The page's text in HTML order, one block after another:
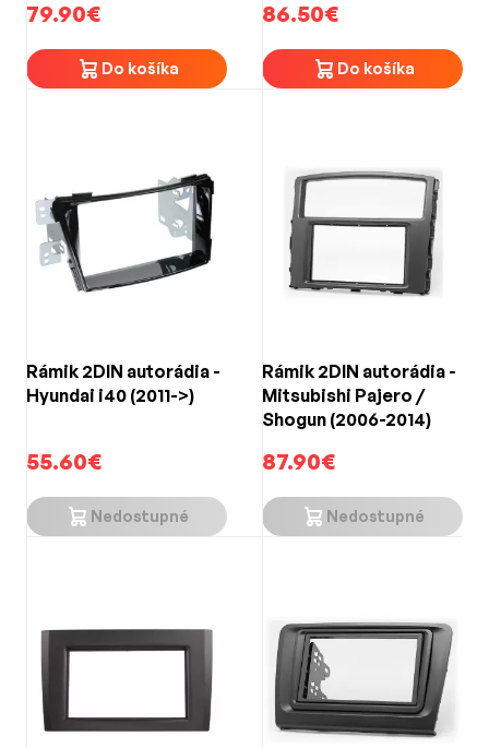
79.90€
Do košíka
86.50€
Do košíka
Rámik 2DIN autorádia -
Hyundai i40 (2011->)
55.60€
Nedostupné
Rámik 2DIN autorádia -
Mitsubishi Pajero /
Shogun (2006-2014)
87.90€
Nedostupné